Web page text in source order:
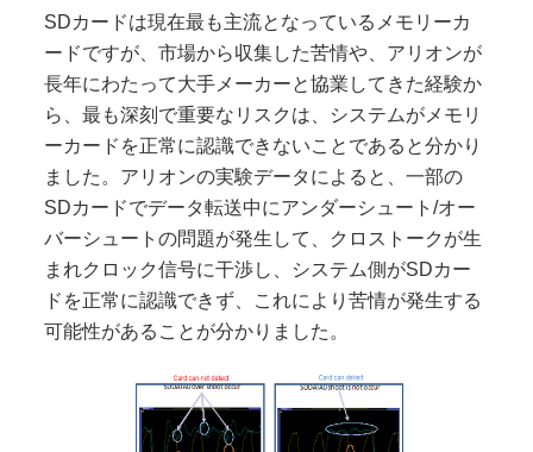
SDカードは現在最も主流となっているメモリーカ
ードですが、市場から収集した苦情や、アリオンが
長年にわたって大手メーカーと協業してきた経験か
ら、最も深刻で重要なリスクは、システムがメモリ
ーカードを正常に認識できないことであると分かり
ました。アリオンの実験データによると、一部の
SDカードでデータ転送中にアンダーシュート/オー
バーシュートの問題が発生して、クロストークが生
まれクロック信号に干渉し、システム側がSDカー
ドを正常に認識できず、これにより苦情が発生する
可能性があることが分かりました。